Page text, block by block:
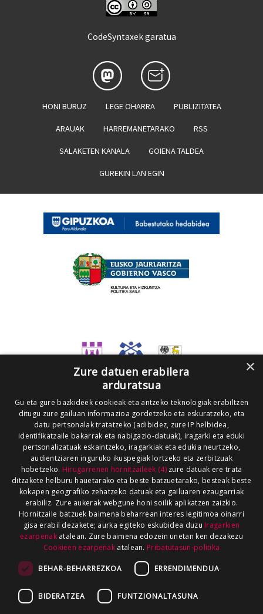
CodeSyntaxek garatua
HONI BURUZ LEGE OHARRA PUBLIZITATEA
ARAUAK HARREMANETARAKO RSS
SALAKETEN KANALA GOIENA TALDEA
GUREKIN LAN EGIN
×
Zure datuen erabilera
arduratsua
Gu eta gure bazkideek cookieak eta antzeko teknologiak erabiltzen
ditugu zure gailuan informazioa gordetzeko eta eskuratzeko, eta
datu pertsonalak tratatzeko (adibidez, zure IP helbidea,
identifikatzaile bakarrak eta nabigazio-datuak), iragarki eta eduki
pertsonalizatuak eskaintzeko, iragarkiak eta edukia neurtzeko,
audientziaren inguruko ikuspegiak lortzeko eta zerbitzuak
hobetzeko. Hirugarrenen hornitzaileek (4)zure datuak ere trata
ditzakete helburu hauetarako eta beste batzuetarako, besteak beste
kokapen geografiko zehatzeko datuak eta gailuaren ezaugarriak
erabiliz. Zure aukerak webgune honi soilik aplikatzen zaizkio.
Hornitzaile batzuek baimena beharrean interes legitimoa oinarri
gisa erabil dezakete; aurka egiteko eskubidea duzu Iragarkien
ezarpenakatalean. Zure baimena edozein unetan ken dezakezu
Cookieen ezarpenak atalean. Pribatutasun-politika
BEHAR-BEHARREZKOA ERRENDIMENDUA
BIDERATZEA FUNTZIONALTASUNA